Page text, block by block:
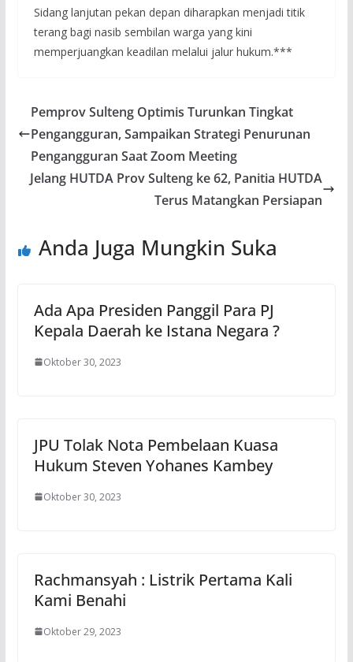
Sidang lanjutan pekan depan diharapkan menjadi titik
terang bagi nasib sembilan warga yang kini
memperjuangkan keadilan melalui jalur hukum.***
Pemprov Sulteng Optimis Turunkan Tingkat
Pengangguran, Sampaikan Strategi Penurunan
Pengangguran Saat Zoom Meeting
Jelang HUTDA Prov Sulteng ke 62, Panitia HUTDA
Terus Matangkan Persiapan
Anda Juga Mungkin Suka
Ada Apa Presiden Panggil Para PJ
Kepala Daerah ke Istana Negara ?
Oktober 30, 2023
JPU Tolak Nota Pembelaan Kuasa
Hukum Steven Yohanes Kambey
Oktober 30, 2023
Rachmansyah : Listrik Pertama Kali
Kami Benahi
Oktober 29, 2023